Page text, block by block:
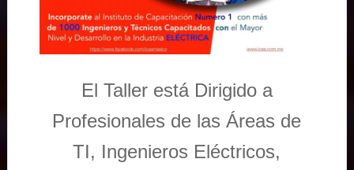
El Taller está Dirigido a
Profesionales de las Áreas de
TI, Ingenieros Eléctricos,